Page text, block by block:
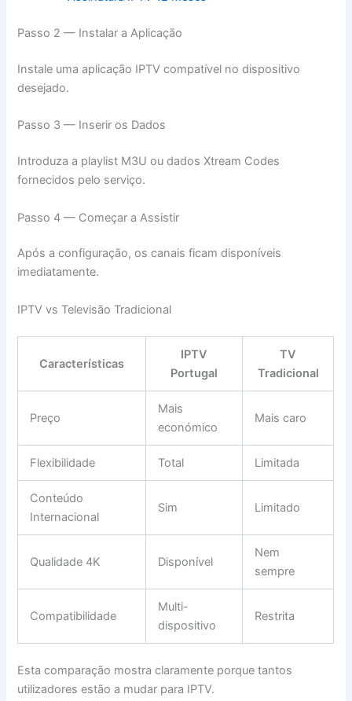
Passo 2 — Instalar a Aplicação
Instale uma aplicação IPTV compatível no dispositivo
desejado.
Passo 3 — Inserir os Dados
Introduza a playlist M3U ou dados Xtream Codes
fornecidos pelo serviço.
Passo 4 — Começar a Assistir
Após a configuração, os canais ficam disponíveis
imediatamente.
IPTV vs Televisão Tradicional
Características
IPTV
Portugal
TV
Tradicional
Preço
Mais
económico
Mais caro
Flexibilidade Total Limitada
Conteúdo
Internacional
Sim Limitado
Qualidade 4K Disponível
Nem
sempre
Compatibilidade
Multi-
dispositivo
Restrita
Esta comparação mostra claramente porque tantos
utilizadores estão a mudar para IPTV.